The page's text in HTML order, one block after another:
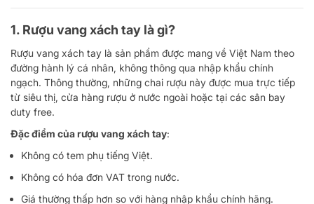
1. Rượu vang xách tay là gì?
Rượu vang xách tay là sản phẩm được mang về Việt Nam theo
đường hành lý cá nhân, không thông qua nhập khẩu chính
ngạch. Thông thường, những chai rượu này được mua trực tiếp
từ siêu thị, cửa hàng rượu ở nước ngoài hoặc tại các sân bay
duty free.
Đặc điểm của rượu vang xách tay:
Không có tem phụ tiếng Việt.
Không có hóa đơn VAT trong nước.
Giá thường thấp hơn so với hàng nhập khẩu chính hãng.